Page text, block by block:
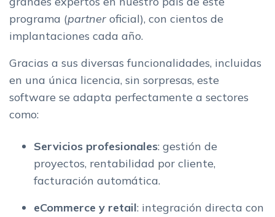
programa (partner oficial), con cientos de
implantaciones cada año.
Gracias a sus diversas funcionalidades, incluidas
en una única licencia, sin sorpresas, este
software se adapta perfectamente a sectores
como:
Servicios profesionales: gestión de
proyectos, rentabilidad por cliente,
facturación automática.
eCommerce y retail: integración directa con